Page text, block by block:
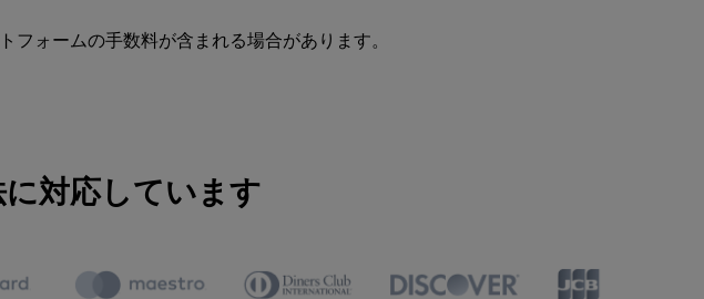
ォームの手数料が含まれる場合があります。
対応しています